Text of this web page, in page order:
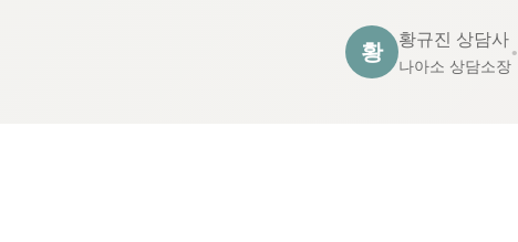
황
황규진 상담사
나아소 상담소장
•